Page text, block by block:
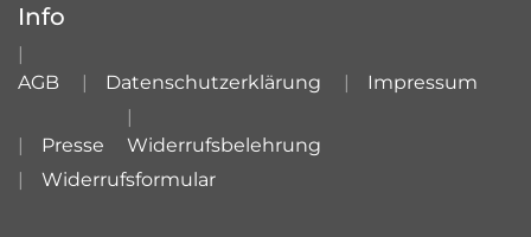
Info
AGB Datenschutzerklärung Impressum
Presse
Widerrufsbelehrung
Widerrufsformular